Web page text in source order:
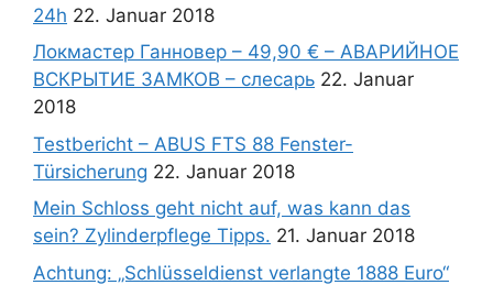
24h 22. Januar 2018
Локмастер Ганновер – 49,90 € – АВАРИЙНОЕ
ВСКРЫТИЕ ЗАМКОВ – слесарь 22. Januar
2018
Testbericht – ABUS FTS 88 Fenster-
Türsicherung 22. Januar 2018
Mein Schloss geht nicht auf, was kann das
sein? Zylinderpflege Tipps. 21. Januar 2018
Achtung: „Schlüsseldienst verlangte 1888 Euro“